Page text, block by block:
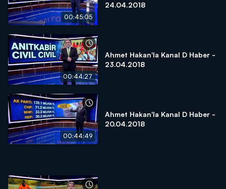
00:45:05
24.04.2018
00:44:27
Ahmet Hakan'la Kanal D Haber -
23.04.2018
00:44:49
Ahmet Hakan'la Kanal D Haber -
20.04.2018